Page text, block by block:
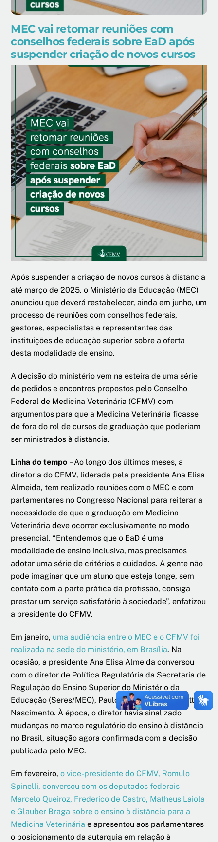
MEC vai retomar reuniões com
conselhos federais sobre EaD após
suspender criação de novos cursos
Após suspender a criação de novos cursos à distância
até março de 2025, o Ministério da Educação (MEC)
anunciou que deverá restabelecer, ainda em junho, um
processo de reuniões com conselhos federais,
gestores, especialistas e representantes das
instituições de educação superior sobre a oferta
desta modalidade de ensino.
A decisão do ministério vem na esteira de uma série
de pedidos e encontros propostos pelo Conselho
Federal de Medicina Veterinária (CFMV) com
argumentos para que a Medicina Veterinária ficasse
de fora do rol de cursos de graduação que poderiam
ser ministrados à distância.
Linha do tempo – Ao longo dos últimos meses, a
diretoria do CFMV, liderada pela presidente Ana Elisa
Almeida, tem realizado reuniões com o MEC e com
parlamentares no Congresso Nacional para reiterar a
necessidade de que a graduação em Medicina
Veterinária deve ocorrer exclusivamente no modo
presencial. “Entendemos que o EaD é uma
modalidade de ensino inclusiva, mas precisamos
adotar uma série de critérios e cuidados. A gente não
pode imaginar que um aluno que esteja longe, sem
contato com a parte prática da profissão, consiga
prestar um serviço satisfatório à sociedade”, enfatizou
a presidente do CFMV.
Em janeiro, uma audiência entre o MEC e o CFMV foi
realizada na sede do ministério, em Brasília. Na
ocasião, a presidente Ana Elisa Almeida conversou
com o diretor de Política Regulatória da Secretaria de
Regulação do Ensino Superior do Ministério da
Educação (Seres/MEC), Paulo Augusto Meyer Mattos
Nascimento. À época, o diretor havia sinalizado
mudanças no marco regulatório do ensino à distância
no Brasil, situação agora confirmada com a decisão
publicada pelo MEC.
Em fevereiro,o vice-presidente do CFMV, Romulo
Spinelli, conversou com os deputados federais
Marcelo Queiroz, Frederico de Castro, Matheus Laiola
e Glauber Braga sobre o ensino à distância para a
Medicina Veterinária e apresentou aos parlamentares
o posicionamento da autarquia em relação à